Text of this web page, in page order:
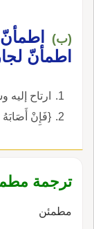
(ب)
اطمأنّ
ارتاح
{فَإِنْ
ترجمة
مطمئن